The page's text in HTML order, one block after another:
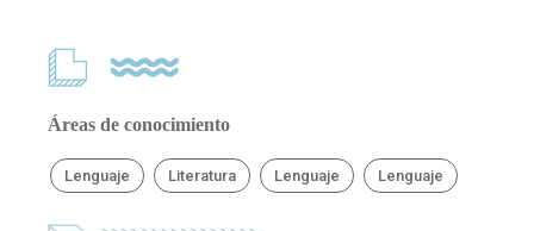
Áreas de conocimiento
Lenguaje Literatura Lenguaje Lenguaje